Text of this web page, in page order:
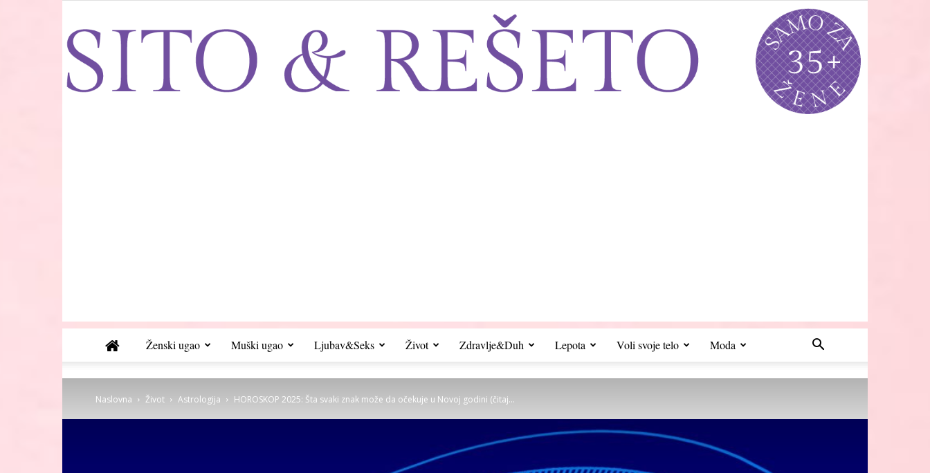
Ženski ugao Muški ugao Ljubav&Seks Život Zdravlje&Duh Lepota Voli svoje telo Moda
Naslovna Život Astrologija HOROSKOP 2025: Šta svaki znak može da očekuje u Novoj godini (čitaj...